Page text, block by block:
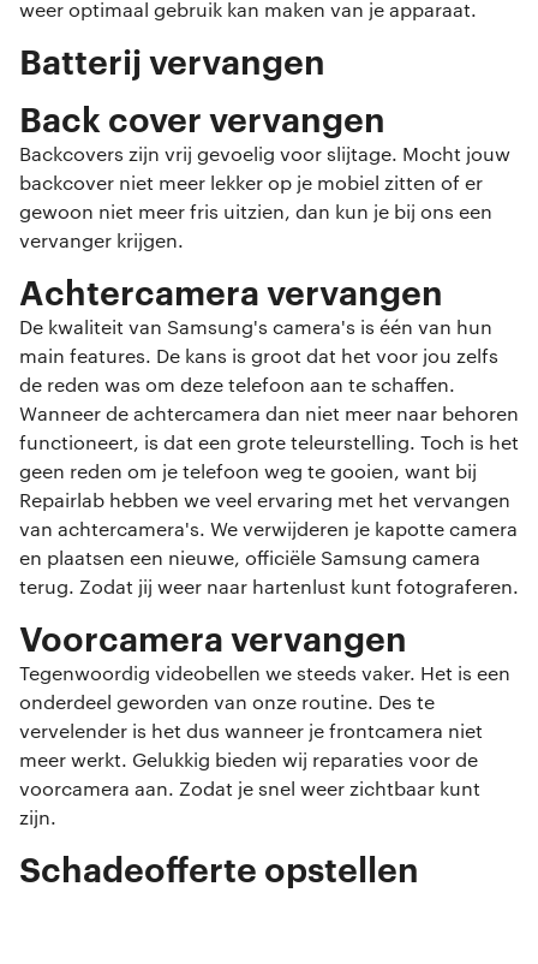
weer optimaal gebruik kan maken van je apparaat.
Batterij vervangen
Back cover vervangen
Backcovers zijn vrij gevoelig voor slijtage. Mocht jouw
backcover niet meer lekker op je mobiel zitten of er
gewoon niet meer fris uitzien, dan kun je bij ons een
vervanger krijgen.
Achtercamera vervangen
De kwaliteit van Samsung's camera's is één van hun
main features. De kans is groot dat het voor jou zelfs
de reden was om deze telefoon aan te schaffen.
Wanneer de achtercamera dan niet meer naar behoren
functioneert, is dat een grote teleurstelling. Toch is het
geen reden om je telefoon weg te gooien, want bij
Repairlab hebben we veel ervaring met het vervangen
van achtercamera's. We verwijderen je kapotte camera
en plaatsen een nieuwe, officiële Samsung camera
terug. Zodat jij weer naar hartenlust kunt fotograferen.
Voorcamera vervangen
Tegenwoordig videobellen we steeds vaker. Het is een
onderdeel geworden van onze routine. Des te
vervelender is het dus wanneer je frontcamera niet
meer werkt. Gelukkig bieden wij reparaties voor de
voorcamera aan. Zodat je snel weer zichtbaar kunt
zijn.
Schadeofferte opstellen